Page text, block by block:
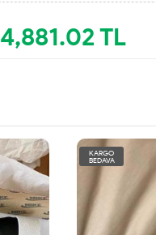
4,881.02TL
KARGO
BEDAVA